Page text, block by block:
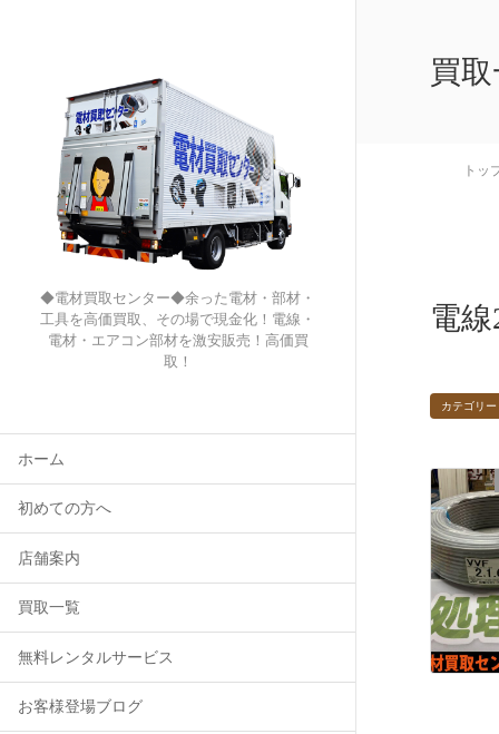
◆電材買取センター◆余った電材・部材・
工具を高価買取、その場で現金化！電線・
電材・エアコン部材を激安販売！高価買
取！
ホーム
初めての方へ
店舗案内
買取一覧
無料レンタルサービス
お客様登場ブログ
買
トッ
電線
カテゴリー